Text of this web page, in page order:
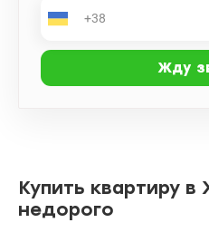
Купить квартиру
недорого